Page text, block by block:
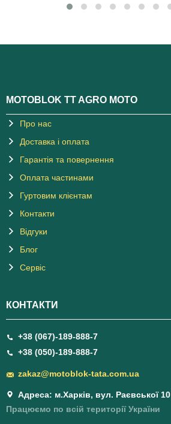
MOTOBLOK TT AGRO MOTO
Про нас
Доставка і оплата
Гарантія та повернення
Оплата частинами
Гуртовим клієнтам
Контакти
Відгуки
Блог
Сервіс
КОНТАКТИ
+38 (067)-189-888-7
+38 (050)-189-888-7
zakaz@motoblok-tata.com.ua
Адреса: м.Харків, вул. Раєвської 10
Працюємо по всій території України